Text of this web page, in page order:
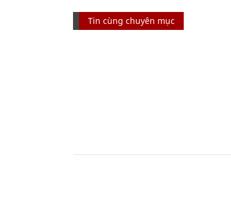
Tin cùng chuyên mục